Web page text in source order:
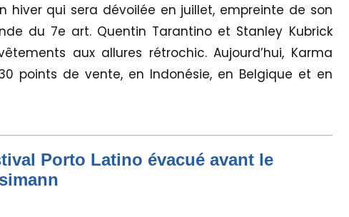
hiver qui sera dévoilée en juillet, empreinte de son
du 7e art. Quentin Tarantino et Stanley Kubrick
aux allures rétrochic. Aujourd’hui, Karma
points de vente, en Indonésie, en Belgique et en
Porto Latino évacué avant le